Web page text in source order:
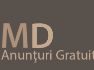
MD
Anunţuri